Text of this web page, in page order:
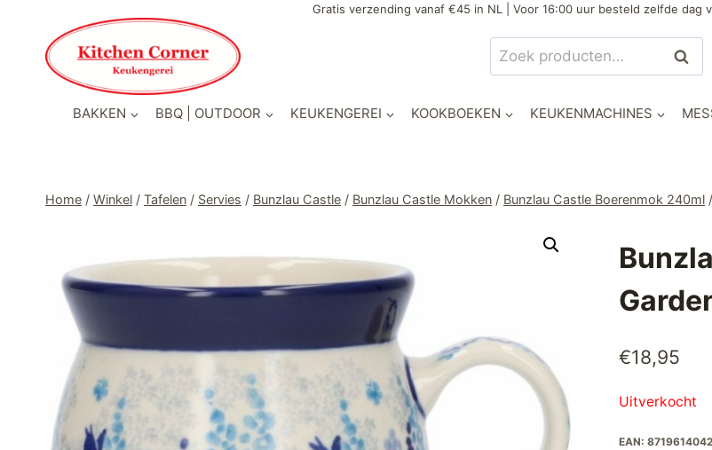
inhoud
Gratis verzending vanaf €45 in NL | Voor 16:00 uur besteld zelfde dag
Zoeken
naar:
BAKKEN BBQ | OUTDOOR KEUKENGEREI KOOKBOEKEN KEUKENMACHINES
Home / Winkel / Tafelen / Servies / Bunzlau Castle / Bunzlau Castle Mokken / Bunzlau Castle Boerenmok 240ml /
€18,95
Uitverkocht
EAN: